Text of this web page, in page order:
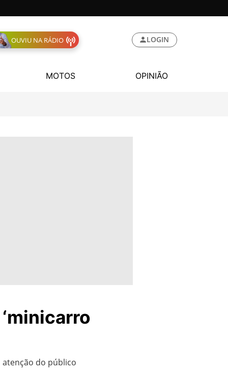
OUVIU NA RÁDIO LOGIN
MOTOS OPINIÃO
atenção do público